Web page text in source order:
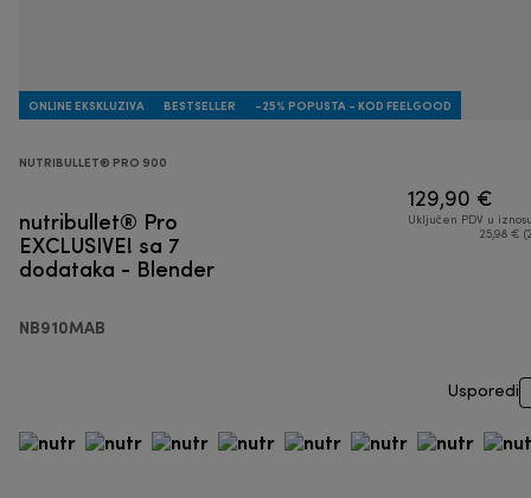
ONLINE EKSKLUZIVA BESTSELLER -25% POPUSTA - KOD FEELGOOD
NUTRIBULLET® PRO 900
nutribullet® Pro
EXCLUSIVE! sa 7
dodataka - Blender
NB910MAB
129,90 €
Uključen PDV u
25,98 €
Usporedi